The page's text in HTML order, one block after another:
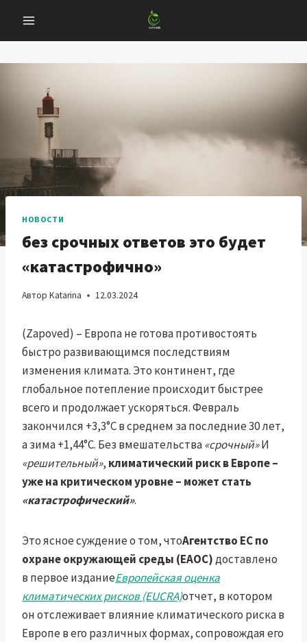
содержанию
НОВОСТИ
без срочных ответов это будет
«катастрофично»
Автор Katarina 12.03.2024
(Zapoved) – Европа не готова противостоять
быстро развивающимся последствиям
изменения климата. Это континент, где
глобальное потепление происходит быстрее
всего и продолжает ускоряться. Февраль
закончился +3,3°C в среднем за последние 30 лет,
а зима +1,44°C. Без вмешательства«срочный»И
«решительный», климатический риск в Европе –
уже на критическом уровне – может стать
«катастрофический».
Это ясное суждение о том, чтоАгентство ЕС по
охране окружающей среды (ЕАОС)доставлено
в первое изданиеЕвропейская оценка
климатических рисков (EUCRA)отчет, в котором
он отслеживает влияние климатического риска в
Европе в его различных формах, сопровождая его